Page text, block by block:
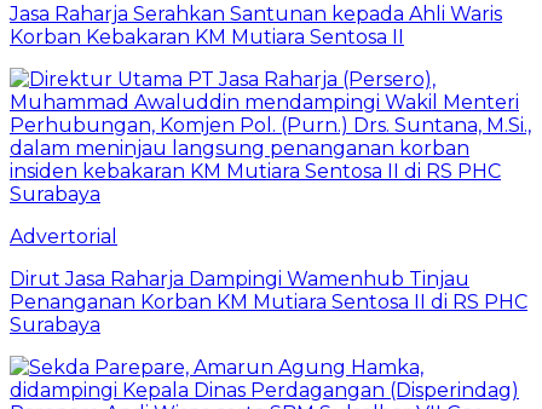
Jasa Raharja Serahkan Santunan kepada Ahli Waris
Korban Kebakaran KM Mutiara Sentosa II
Advertorial
Dirut Jasa Raharja Dampingi Wamenhub Tinjau
Penanganan Korban KM Mutiara Sentosa II di RS PHC
Surabaya